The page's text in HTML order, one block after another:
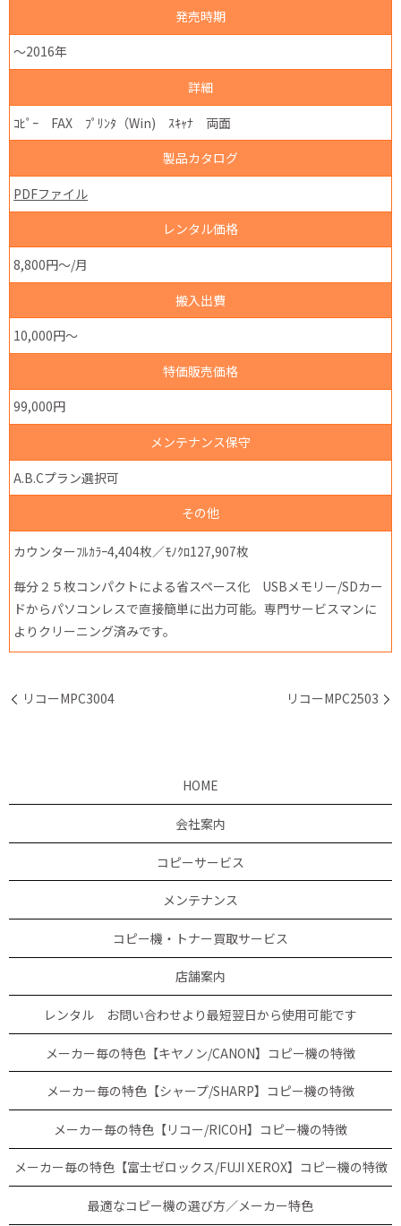
発売時期
～2016年
詳細
ｺﾋﾟｰ FAX ﾌﾟﾘﾝﾀ（Win) ｽｷｬﾅ 両面
製品カタログ
PDFファイル
レンタル価格
8,800円～/月
搬入出費
10,000円～
特価販売価格
99,000円
メンテナンス保守
A.B.Cプラン選択可
その他
カウンターﾌﾙｶﾗｰ4,404枚／ﾓﾉｸﾛ127,907枚
毎分２５枚コンパクトによる省スペース化 USBメモリー/SDカー
ドからパソコンレスで直接簡単に出力可能。専門サービスマンに
よりクリーニング済みです。
リコーMPC3004 リコーMPC2503
HOME
会社案内
コピーサービス
メンテナンス
コピー機・トナー買取サービス
店舗案内
レンタル お問い合わせより最短翌日から使用可能です
メーカー毎の特色【キヤノン/CANON】コピー機の特徴
メーカー毎の特色【シャープ/SHARP】コピー機の特徴
メーカー毎の特色【リコー/RICOH】コピー機の特徴
メーカー毎の特色【富士ゼロックス/FUJI XEROX】コピー機の特徴
最適なコピー機の選び方／メーカー特色